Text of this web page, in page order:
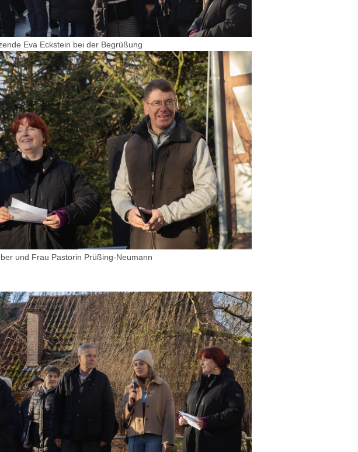
Eva Eckstein bei der Begrüßung
version for:
und Frau Pastorin Prüßing-Neumann
version